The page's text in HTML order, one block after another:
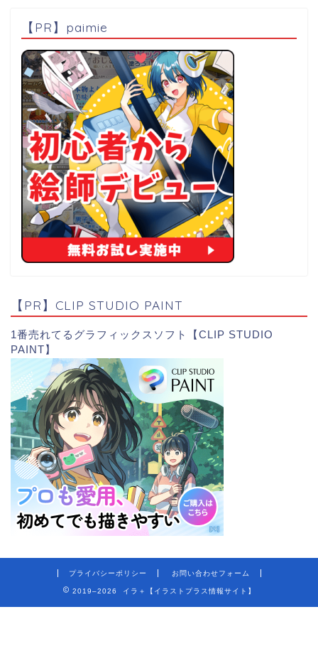
【PR】paimie
【PR】CLIP STUDIO PAINT
1番売れてるグラフィックスソフト【CLIP STUDIO
PAINT】
プライバシーポリシー お問い合わせフォーム
2019–2026 イラ＋【イラストプラス情報サイト】